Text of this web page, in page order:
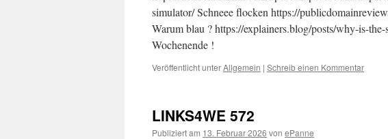
simulator/ Schneee flocken https://
Warum blau ? https://explainers.blog/posts/why-is-
Wochenende !
Veröffentlicht unterAllgemein | Schreib einen Kommentar
LINKS4WE 572
Publiziert am 13. Februar 2026 von ePanne